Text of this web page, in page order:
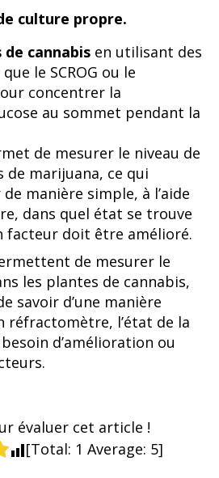
culture propre.
cannabis en utilisant des
le SCROG ou le
concentrer la
au sommet pendant la
de mesurer le niveau de
de marijuana, ce qui
manière simple, à l’aide
dans quel état se trouve
facteur doit être amélioré.
de mesurer le
les plantes de cannabis,
savoir d’une manière
réfractomètre, l’état de la
d’amélioration ou
évaluer cet article !
[Total: 1 Average: 5]